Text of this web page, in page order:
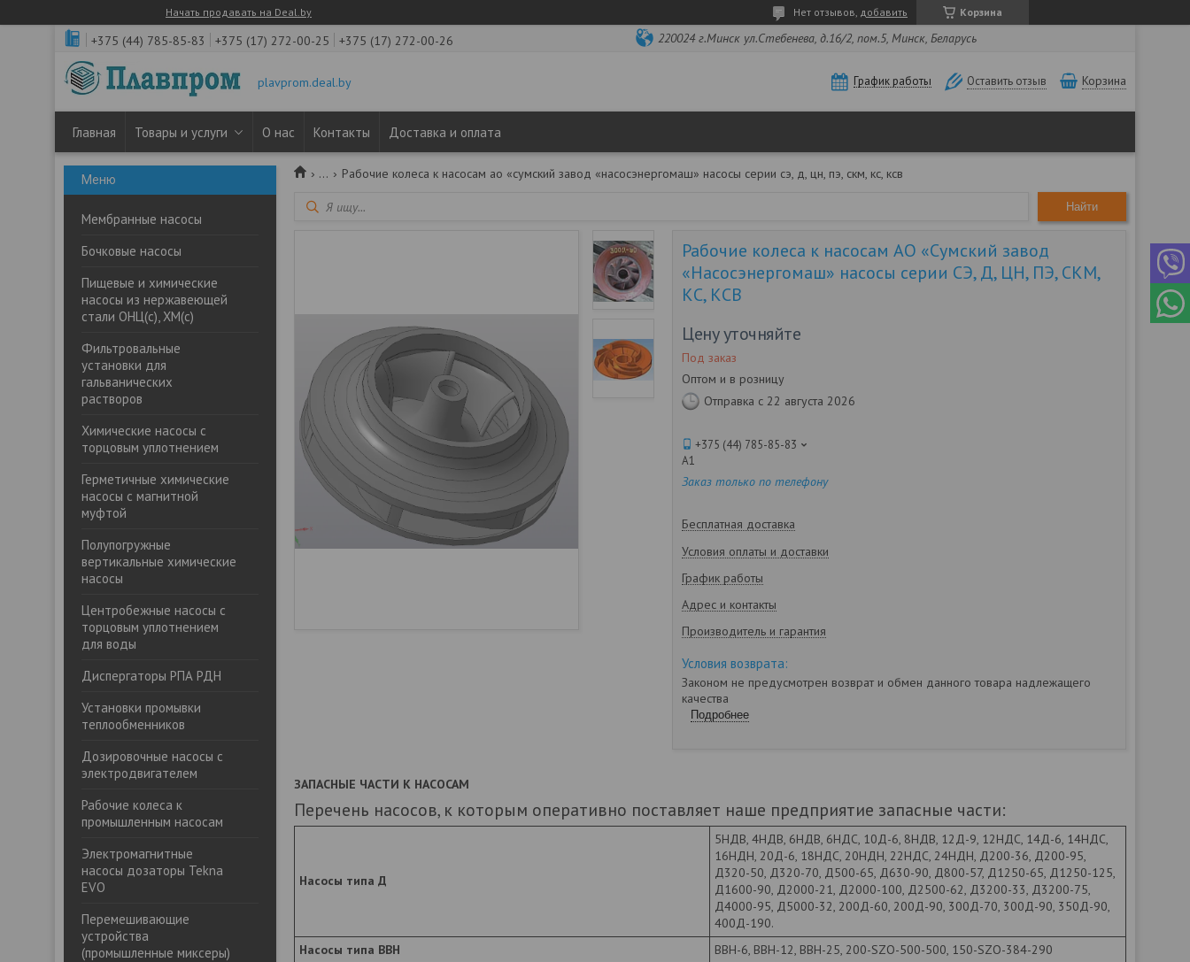
Начать продавать на Deal.by Корзина
Нет отзывов, добавить
+375 (44) 785-85-83 +375 (17) 272-00-25 +375 (17) 272-00-26 220024 г.Минск ул.Стебенева, д.16/2, пом.5, Минск, Беларусь
plavprom.deal.by График работы Оставить отзыв Корзина
Главная Товары и услуги О нас Контакты Доставка и оплата
Мембранные насосы
Бочковые насосы
Пищевые и химические
насосы из нержавеющей
стали ОНЦ(с), ХМ(с)
Фильтровальные
установки для
гальванических
растворов
Химические насосы с
торцовым уплотнением
Герметичные химические
насосы с магнитной
муфтой
Полупогружные
вертикальные химические
насосы
Центробежные насосы с
торцовым уплотнением
для воды
Диспергаторы РПА РДН
Установки промывки
теплообменников
Дозировочные насосы с
электродвигателем
Рабочие колеса к
промышленным насосам
Электромагнитные
насосы дозаторы Tekna
EVO
Перемешивающие
устройства
(промышленные миксеры)
... Рабочие колеса к насосам ао «сумский завод «насосэнергомаш» насосы серии сэ, д, цн, пэ, скм, кс, ксв
Найти
Рабочие колеса к насосам АО «Сумский завод
«Насосэнергомаш» насосы серии СЭ, Д, ЦН, ПЭ, СКМ,
КС, КСВ
Цену уточняйте
Под заказ
Оптом и в розницу
Отправка с 22 августа 2026
+375 (44) 785-85-83
А1
Заказ только по телефону
Бесплатная доставка
Условия оплаты и доставки
График работы
Адрес и контакты
Производитель и гарантия
Законом не предусмотрен возврат и обмен данного товара надлежащего
качества
Подробнее
ЗАПАСНЫЕ ЧАСТИ К НАСОСАМ
Перечень насосов, к которым оперативно поставляет наше предприятие запасные части:
Насосы типа Д
5НДВ, 4НДВ, 6НДВ, 6НДС, 10Д-6, 8НДВ, 12Д-9, 12НДС, 14Д-6, 14НДС,
16НДН, 20Д-6, 18НДС, 20НДН, 22НДС, 24НДН, Д200-36, Д200-95,
Д320-50, Д320-70, Д500-65, Д630-90, Д800-57, Д1250-65, Д1250-125,
Д1600-90, Д2000-21, Д2000-100, Д2500-62, Д3200-33, Д3200-75,
Д4000-95, Д5000-32, 200Д-60, 200Д-90, 300Д-70, 300Д-90, 350Д-90,
400Д-190.
Насосы типа ВВН
ВВН-6, ВВН-12, ВВН-25, 200-SZO-500-500, 150-SZO-384-290